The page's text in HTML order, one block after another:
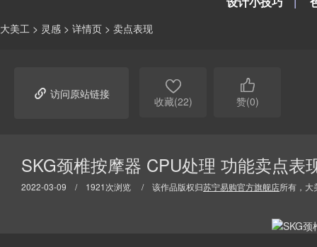
大美工 > 灵感 > 详情页 > 卖点表现
 访问原站链接 
收藏(22)

赞(0)
SKG颈椎按摩器 CPU处理 功能卖点表
2022-03-09 / 1921次浏览 / 该作品版权归苏宁易购官方旗舰店所有，大